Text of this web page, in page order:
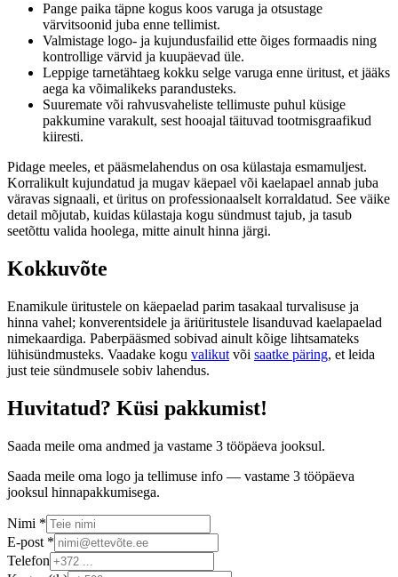
Pange paika täpne kogus koos varuga ja otsustage
värvitsoonid juba enne tellimist.
Valmistage logo- ja kujundusfailid ette õiges formaadis ning
kontrollige värvid ja kuupäevad üle.
Leppige tarnetähtaeg kokku selge varuga enne üritust, et jääks
aega ka võimalikeks parandusteks.
Suuremate või rahvusvaheliste tellimuste puhul küsige
pakkumine varakult, sest hooajal täituvad tootmisgraafikud
kiiresti.
Pidage meeles, et pääsmelahendus on osa külastaja esmamuljest.
Korralikult kujundatud ja mugav käepael või kaelapael annab juba
väravas signaali, et üritus on professionaalselt korraldatud. See väike
detail mõjutab, kuidas külastaja kogu sündmust tajub, ja tasub
seetõttu valida hoolega, mitte ainult hinna järgi.
Kokkuvõte
Enamikule üritustele on käepaelad parim tasakaal turvalisuse ja
hinna vahel; konverentsidele ja äriüritustele lisanduvad kaelapaelad
nimekaardiga. Paberpääsmed sobivad ainult kõige lihtsamateks
lühisündmusteks. Vaadake kogu valikut või saatke päring, et leida
just teie sündmusele sobiv lahendus.
Huvitatud? Küsi pakkumist!
Saada meile oma andmed ja vastame 3 tööpäeva jooksul.
Saada meile oma logo ja tellimuse info — vastame 3 tööpäeva
jooksul hinnapakkumisega.
Nimi *
E-post *
Telefon